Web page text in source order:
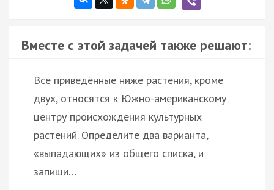
Вместе с этой задачей также решают:
Все приведённые ниже растения, кроме
двух, относятся к Южно-американскому
центру происхождения культурных
растений. Определите два варианта,
«выпадающих» из общего списка, и
запиши…